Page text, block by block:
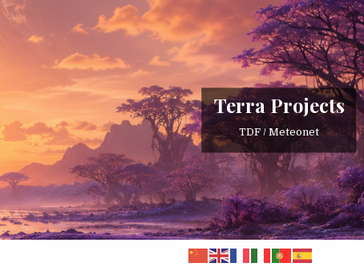
Terra Projects
TDF / Meteonet